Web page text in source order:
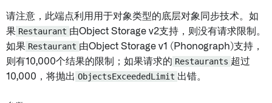
请注意，此端点利用用于对象类型的底层对象同步技术。如
果 Restaurant 由Object Storage v2支持，则没有请求限制。
如果 Restaurant 由Object Storage v1 (Phonograph)支持，
则有10,000个结果的限制；如果请求的 Restaurants 超过
10,000，将抛出 ObjectsExceededLimit 出错。